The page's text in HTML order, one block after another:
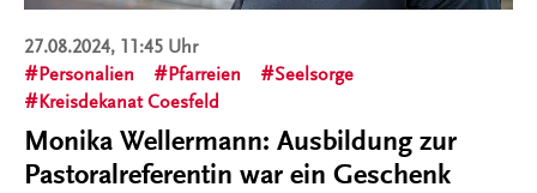
27.08.2024, 11:45 Uhr
Personalien
Pfarreien
Seelsorge
Kreisdekanat Coesfeld
Monika Wellermann: Ausbildung zur
Pastoralreferentin war ein Geschenk